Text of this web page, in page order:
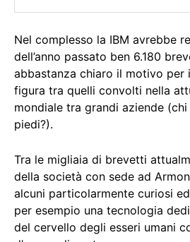
Nel complesso la IBM avrebbe
dell’anno passato ben 6.180
abbastanza chiaro il motivo per
figura tra quelli convolti nella
mondiale tra grandi aziende
piedi?).
Tra le migliaia di brevetti
della società con sede ad
alcuni particolarmente curiosi
per esempio una tecnologia
del cervello degli esseri umani